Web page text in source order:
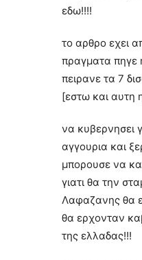
εδω!!!!
το αρθρο εχει
πραγματα πηγε
πειρανε τα 7
[εστω και αυτη
να κυβερνησει
αγγουρια και
μπορουσε να
γιατι θα την
Λαφαζανης θα
θα ερχονταν
της ελλαδας!!!